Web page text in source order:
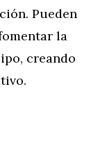
Pueden
la
creando